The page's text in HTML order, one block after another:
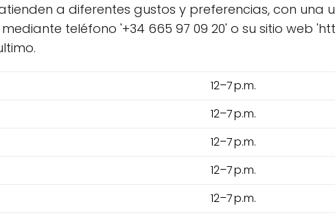
a diferentes gustos y preferencias, con una
teléfono '+34 665 97 09 20' o su sitio web
12–7 p.m.
12–7 p.m.
12–7 p.m.
12–7 p.m.
12–7 p.m.